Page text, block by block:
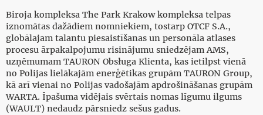
Biroja kompleksa The Park Krakow kompleksa telpas
iznomātas dažādiem nomniekiem, tostarp OTCF S.A.,
globālajam talantu piesaistīšanas un personāla atlases
procesu ārpakalpojumu risinājumu sniedzējam AMS,
uzņēmumam TAURON Obsługa Klienta, kas ietilpst vienā
no Polijas lielākajām enerģētikas grupām TAURON Group,
kā arī vienai no Polijas vadošajām apdrošināšanas grupām
WARTA. Īpašuma vidējais svērtais nomas līgumu ilgums
(WAULT) nedaudz pārsniedz sešus gadus.